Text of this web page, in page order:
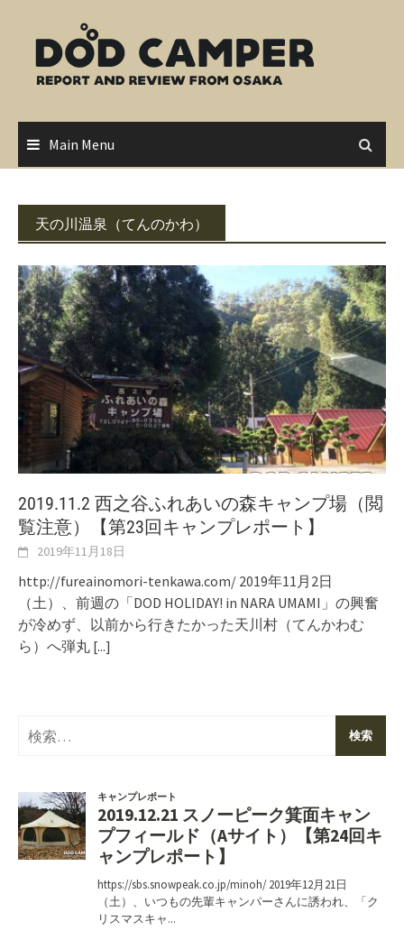
content
Main Menu
天の川温泉（てんのかわ）
2019.11.2 西之谷ふれあいの森キャンプ場（閲
覧注意）【第23回キャンプレポート】
2019年11月18日
http://fureainomori-tenkawa.com/ 2019年11月2日
（土）、前週の「DOD HOLIDAY! in NARA UMAMI」の興奮
が冷めず、以前から行きたかった天川村（てんかわむ
ら）へ弾丸 [...]
検
索: